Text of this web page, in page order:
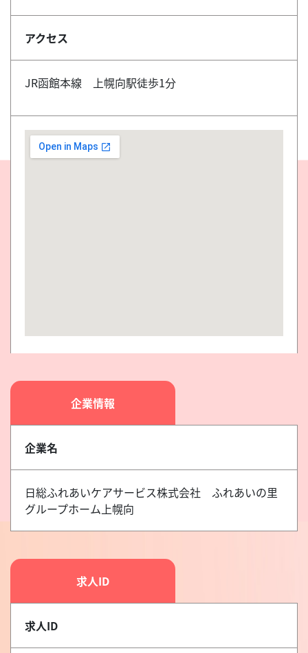
アクセス
JR函館本線 上幌向駅徒歩1分
企業情報
企業名
日総ふれあいケアサービス株式会社 ふれあいの里
グループホーム上幌向
求人ID
求人ID